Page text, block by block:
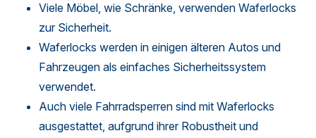
Viele Möbel, wie Schränke, verwenden Waferlocks
zur Sicherheit.
Waferlocks werden in einigen älteren Autos und
Fahrzeugen als einfaches Sicherheitssystem
verwendet.
Auch viele Fahrradsperren sind mit Waferlocks
ausgestattet, aufgrund ihrer Robustheit und